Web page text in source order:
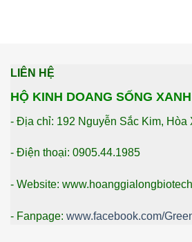
LIÊN HỆ
HỘ KINH DOANG SỐNG
- Địa chỉ: 192 Nguyễn Sắc Kim, Hòa
- Điện thoại: 0905.44.1985
- Website:
- Fanpage: www.facebook.com/